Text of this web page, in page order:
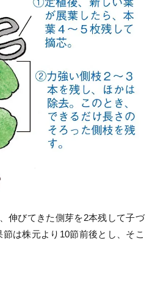
伸びてきた側芽を2本残して子づ
は株元より10節前後とし、そこ